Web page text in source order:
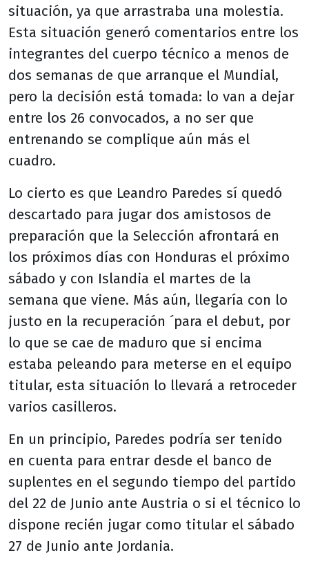
situación, ya que arrastraba una molestia.
Esta situación generó comentarios entre los
integrantes del cuerpo técnico a menos de
dos semanas de que arranque el Mundial,
pero la decisión está tomada: lo van a dejar
entre los 26 convocados, a no ser que
entrenando se complique aún más el
cuadro.
Lo cierto es que Leandro Paredes sí quedó
descartado para jugar dos amistosos de
preparación que la Selección afrontará en
los próximos días con Honduras el próximo
sábado y con Islandia el martes de la
semana que viene. Más aún, llegaría con lo
justo en la recuperación ´para el debut, por
lo que se cae de maduro que si encima
estaba peleando para meterse en el equipo
titular, esta situación lo llevará a retroceder
varios casilleros.
En un principio, Paredes podría ser tenido
en cuenta para entrar desde el banco de
suplentes en el segundo tiempo del partido
del 22 de Junio ante Austria o si el técnico lo
dispone recién jugar como titular el sábado
27 de Junio ante Jordania.